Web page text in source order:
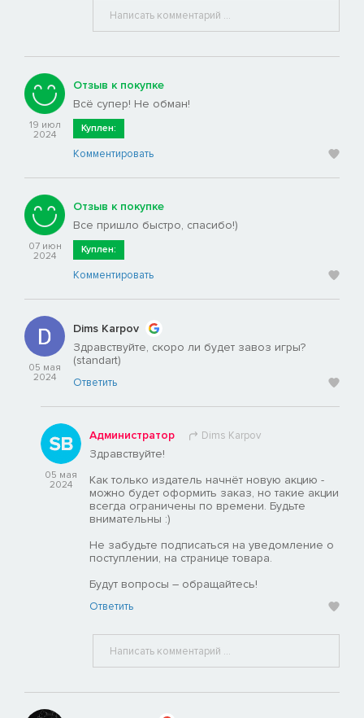
19 июл
2024
Отзыв к покупке
Всё супер! Не обман!
Куплен:
Комментировать
07 июн
2024
Отзыв к покупке
Все пришло быстро, спасибо!)
Куплен:
Комментировать
05 мая
2024
Dims Karpov
Здравствуйте, скоро ли будет завоз игры?
(standart)
Ответить
05 мая
2024
Администратор Dims Karpov
Здравствуйте!
Как только издатель начнёт новую акцию -
можно будет оформить заказ, но такие акции
всегда ограничены по времени. Будьте
внимательны :)
Не забудьте подписаться на уведомление о
поступлении, на странице товара.
Будут вопросы – обращайтесь!
Ответить